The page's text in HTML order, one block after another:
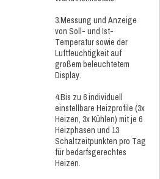
3.Messung und Anzeige
von Soll- und Ist-
Temperatur sowie der
Luftfeuchtigkeit auf
großem beleuchtetem
Display.
4.Bis zu 6 individuell
einstellbare Heizprofile (3x
Heizen, 3x Kühlen) mit je 6
Heizphasen und 13
Schaltzeitpunkten pro Tag
für bedarfsgerechtes
Heizen.